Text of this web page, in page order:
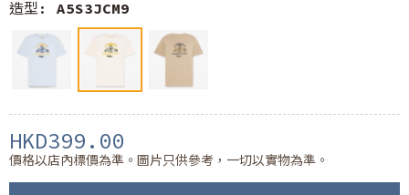
造型: A5S3JCM9
HKD399.00
價格以店內標價為準。圖片只供參考，一切以實物為準。